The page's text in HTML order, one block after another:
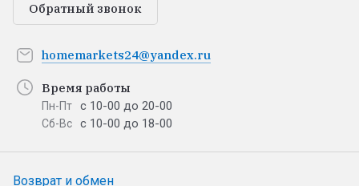
Обратный звонок
homemarkets24@yandex.ru
Время работы
Пн-Пт с 10-00 до 20-00
Сб-Вс с 10-00 до 18-00
Возврат и обмен